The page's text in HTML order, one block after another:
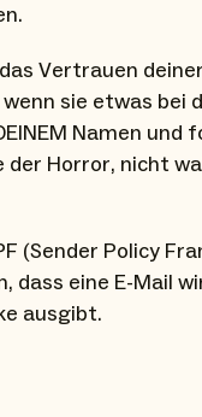
Vertrauen
sie etwas bei
Namen und
Horror, nicht
(Sender Policy
dass eine E-Mail
ausgibt.